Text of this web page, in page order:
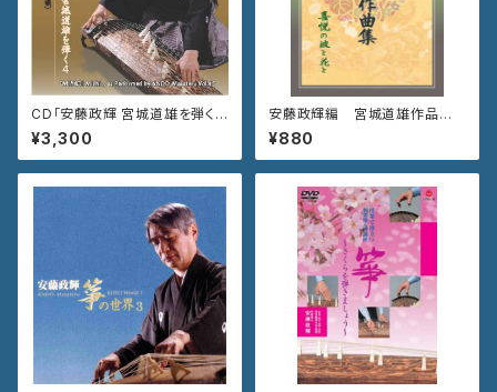
CD「安藤政輝 宮城道雄を弾く4
箏手付集 尾上の松〜吼噦」
VZCG-788
¥3,300
安藤政輝編 宮城道雄作品集
《喜悦の波と花と》
¥880